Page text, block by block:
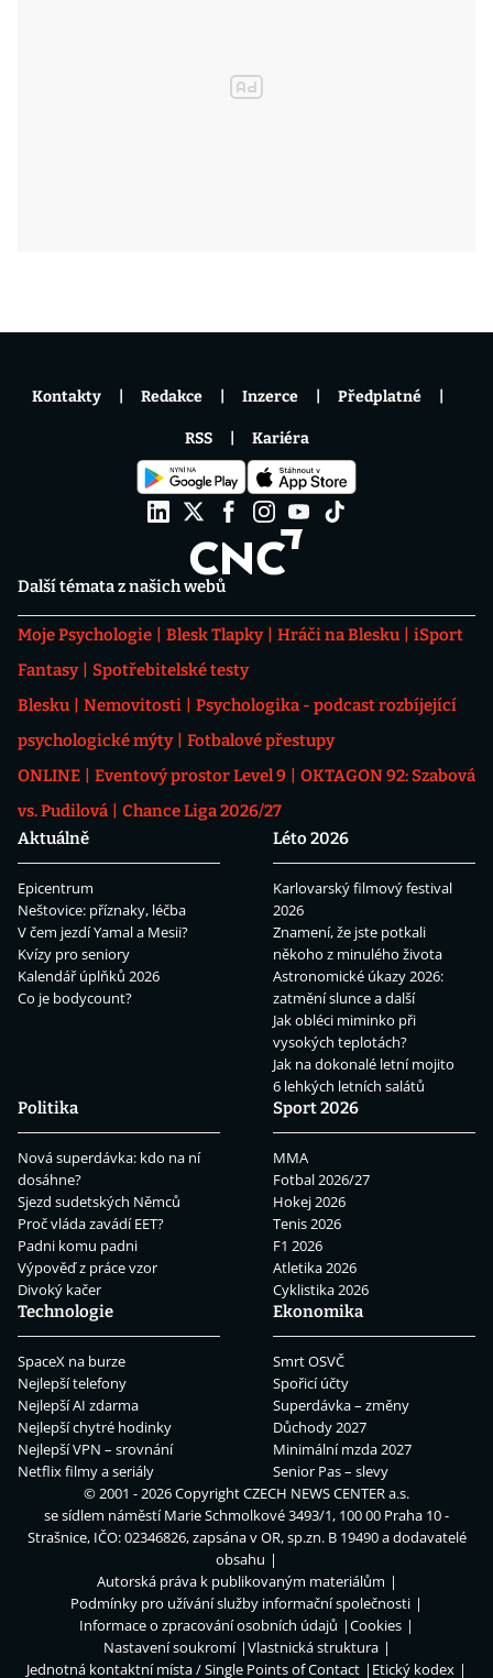
Další témata z našich webů
Moje Psychologie Blesk Tlapky Hráči na Blesku
iSport
Fantasy
Spotřebitelské testy
Blesku
Nemovitosti
Psychologika - podcast rozbíjející
psychologické mýty
Fotbalové přestupy
ONLINE
Eventový prostor Level 9
OKTAGON 92: Szabová
vs. Pudilová
Chance Liga 2026/27
Aktuálně
Epicentrum
Neštovice: příznaky, léčba
V čem jezdí Yamal a Mesii?
Kvízy pro seniory
Kalendář úplňků 2026
Co je bodycount?
Léto 2026
Karlovarský filmový festival
2026
Znamení, že jste potkali
někoho z minulého života
Astronomické úkazy 2026:
zatmění slunce a další
Jak obléci miminko při
vysokých teplotách?
Jak na dokonalé letní mojito
6 lehkých letních salátů
Politika
Nová superdávka: kdo na ní
dosáhne?
Sjezd sudetských Němců
Proč vláda zavádí EET?
Padni komu padni
Výpověď z práce vzor
Divoký kačer
Sport 2026
MMA
Fotbal 2026/27
Hokej 2026
Tenis 2026
F1 2026
Atletika 2026
Cyklistika 2026
Technologie
SpaceX na burze
Nejlepší telefony
Nejlepší AI zdarma
Nejlepší chytré hodinky
Nejlepší VPN – srovnání
Netflix filmy a seriály
Ekonomika
Smrt OSVČ
Spořicí účty
Superdávka – změny
Důchody 2027
Minimální mzda 2027
Senior Pas – slevy
Kontakty Redakce Inzerce Předplatné
RSS Kariéra
© 2001 - 2026 CopyrightCZECH NEWS CENTER a.s.
se sídlem náměstí Marie Schmolkové 3493/1, 100 00 Praha 10 -
Strašnice, IČO: 02346826, zapsána v OR, sp.zn. B 19490 a dodavatelé
obsahu
Autorská práva k publikovaným materiálům
Podmínky pro užívání služby informační společnosti
Informace o zpracování osobních údajů
Cookies
Nastavení soukromí
Vlastnická struktura
Jednotná kontaktní místa / Single Points of Contact
Etický kodex